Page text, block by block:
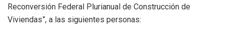
Reconversión Federal Plurianual de Construcción de
Viviendas”, a las siguientes personas: